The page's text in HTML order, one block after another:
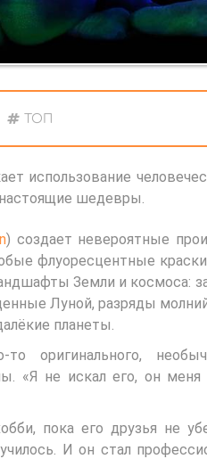
ТОП
использование
шедевры.
) создает невероятные
флуоресцентные
Земли и космоса:
Луной, разряды
планеты.
оригинального,
«Я не искал его, он
пока его друзья не
И он стал